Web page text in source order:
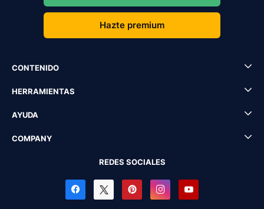
Hazte premium
CONTENIDO
HERRAMIENTAS
AYUDA
COMPANY
REDES SOCIALES